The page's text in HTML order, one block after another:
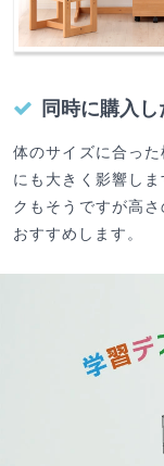
同時に購入
体のサイズに合っ
にも大きく影響し
クもそうですが高
おすすめします。